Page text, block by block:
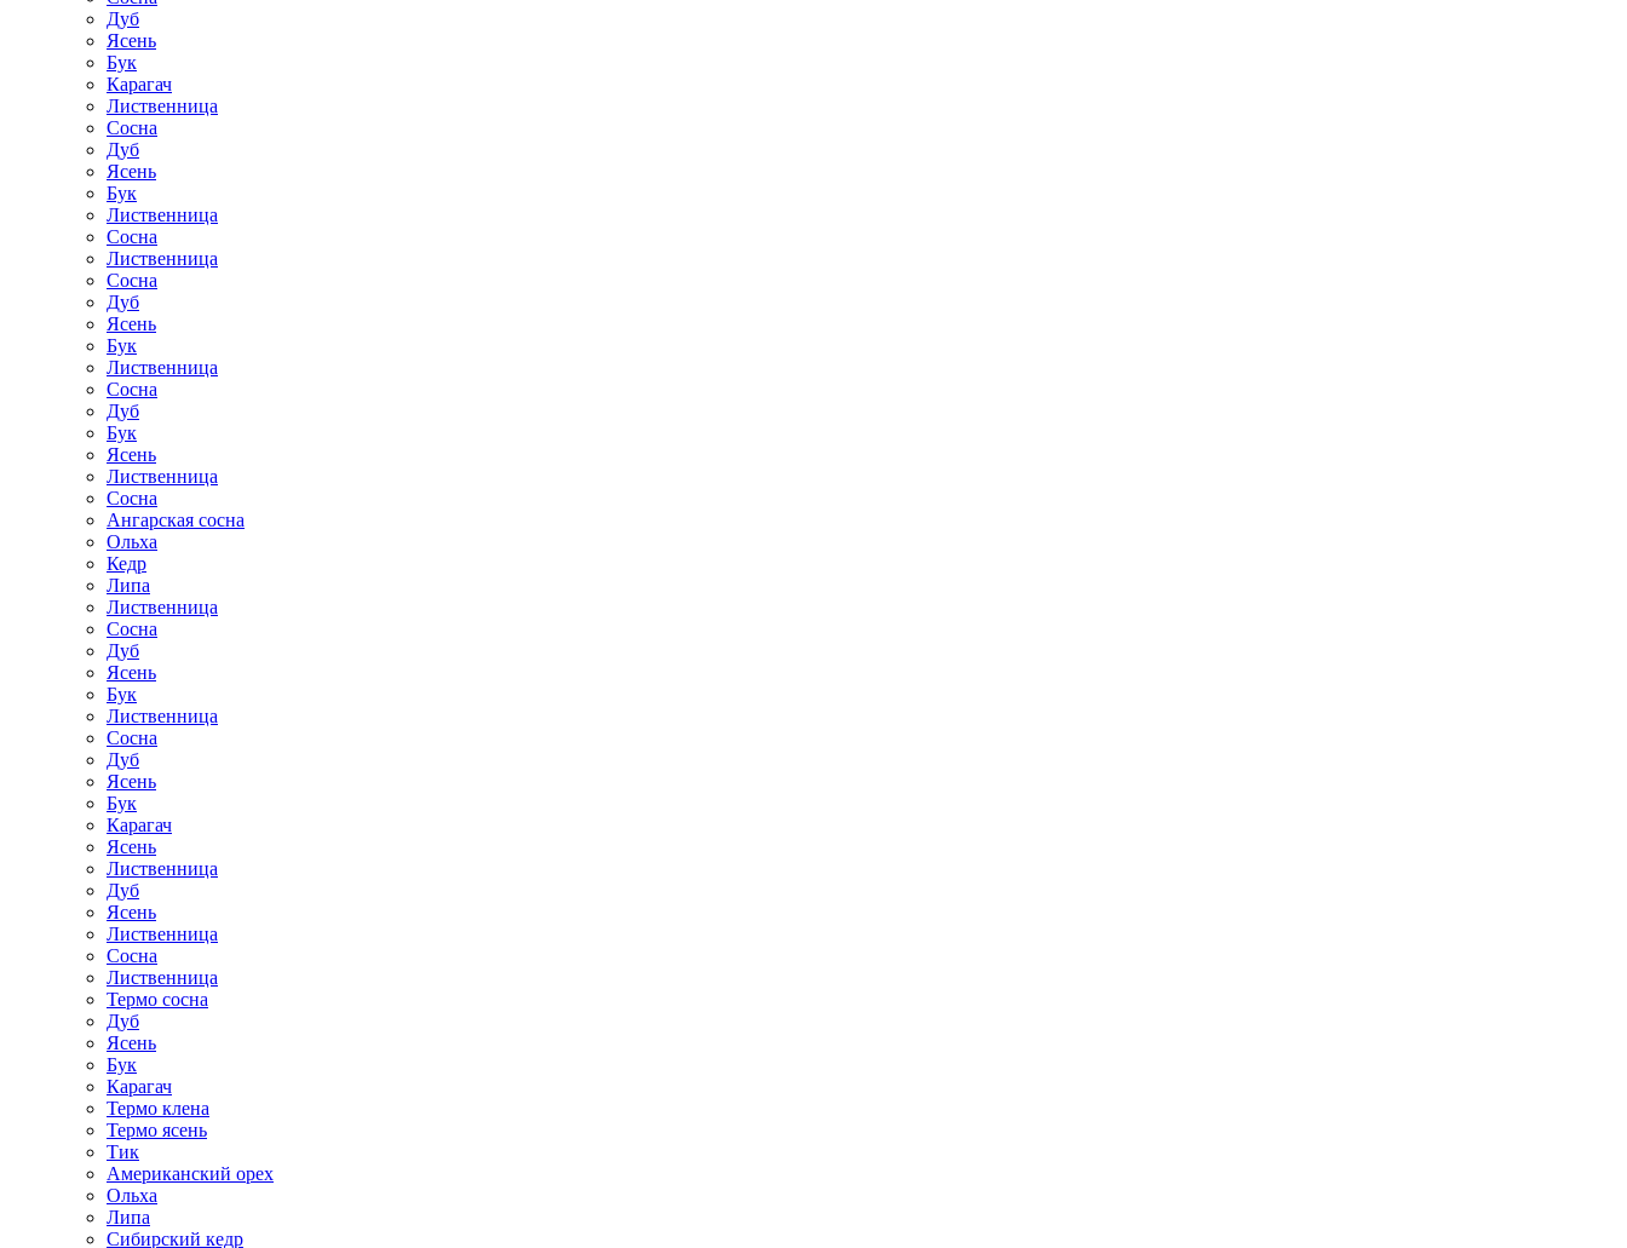
Дуб
Ясень
Бук
Карагач
Лиственница
Сосна
Дуб
Ясень
Бук
Лиственница
Сосна
Лиственница
Сосна
Дуб
Ясень
Бук
Лиственница
Сосна
Дуб
Бук
Ясень
Лиственница
Сосна
Ангарская сосна
Ольха
Кедр
Липа
Лиственница
Сосна
Дуб
Ясень
Бук
Лиственница
Сосна
Дуб
Ясень
Бук
Карагач
Ясень
Лиственница
Дуб
Ясень
Лиственница
Сосна
Лиственница
Термо сосна
Дуб
Ясень
Бук
Карагач
Термо клена
Термо ясень
Тик
Американский орех
Ольха
Липа
Сибирский кедр